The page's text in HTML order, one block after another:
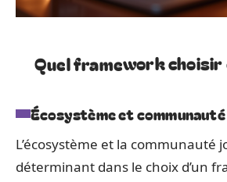
Quel framework choisir
Écosystème et communauté
L’écosystème et la communauté
déterminant dans le choix d’un